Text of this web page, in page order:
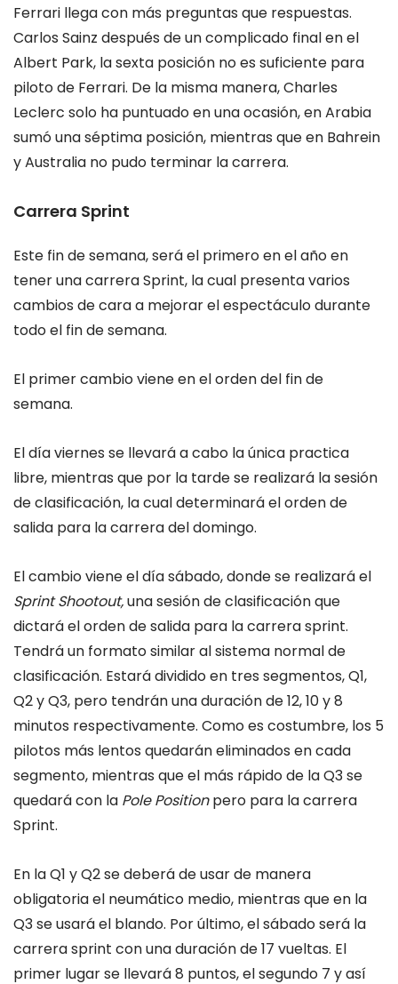
Ferrari llega con más preguntas que respuestas.
Carlos Sainz después de un complicado final en el
Albert Park, la sexta posición no es suficiente para
piloto de Ferrari. De la misma manera, Charles
Leclerc solo ha puntuado en una ocasión, en Arabia
sumó una séptima posición, mientras que en Bahrein
y Australia no pudo terminar la carrera.
Carrera Sprint
Este fin de semana, será el primero en el año en
tener una carrera Sprint, la cual presenta varios
cambios de cara a mejorar el espectáculo durante
todo el fin de semana.
El primer cambio viene en el orden del fin de
semana.
El día viernes se llevará a cabo la única practica
libre, mientras que por la tarde se realizará la sesión
de clasificación, la cual determinará el orden de
salida para la carrera del domingo.
El cambio viene el día sábado, donde se realizará el
Sprint Shootout,una sesión de clasificación que
dictará el orden de salida para la carrera sprint.
Tendrá un formato similar al sistema normal de
clasificación. Estará dividido en tres segmentos, Q1,
Q2 y Q3, pero tendrán una duración de 12, 10 y 8
minutos respectivamente. Como es costumbre, los 5
pilotos más lentos quedarán eliminados en cada
segmento, mientras que el más rápido de la Q3 se
quedará con la Pole Positionpero para la carrera
Sprint.
En la Q1 y Q2 se deberá de usar de manera
obligatoria el neumático medio, mientras que en la
Q3 se usará el blando. Por último, el sábado será la
carrera sprint con una duración de 17 vueltas. El
primer lugar se llevará 8 puntos, el segundo 7 y así